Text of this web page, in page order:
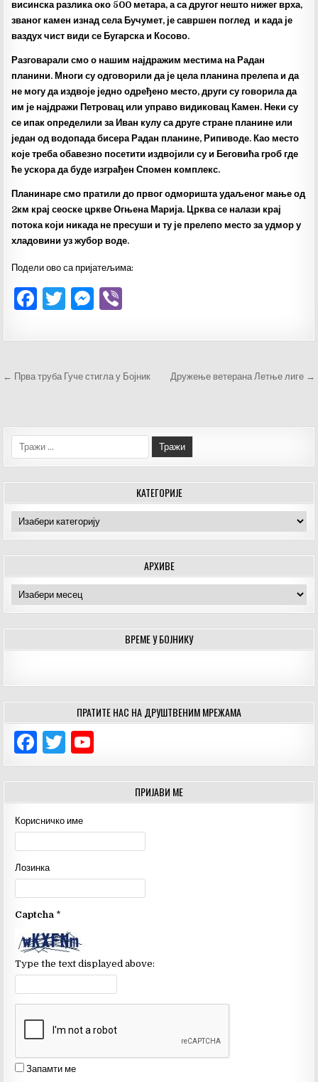
висинска разлика око 500 метара, а са другог нешто нижег врха,
званог камен изнад села Бучумет, је савршен поглед и када је
ваздух чист види се Бугарска и Косово.
Разговарали смо о нашим најдражим местима на Радан
планини. Многи су одговорили да је цела планина прелепа и да
не могу да издвоје једно одређено место, други су говорила да
им је најдражи Петровац или управо видиковац Камен. Неки су
се ипак определили за Иван кулу са друге стране планине или
један од водопада бисера Радан планине, Рипиводе. Као место
које треба обавезно посетити издвојили су и Беговића гроб где
ће ускора да буде изграђен Спомен комплекс.
Планинаре смо пратили до првог одморишта удаљеног мање од
2км крај сеоске цркве Огњена Марија. Црква се налази крај
потока који никада не пресуши и ту је прелепо место за удмор у
хладовини уз жубор воде.
Подели ово са пријатељима:
F
c
b
o
k
T
it
te
r
M
se er
Кретање
← Прва труба Гуче стигла у Бојник Дружење ветерана Летње лиге →
Тражи:
КАТЕГОРИЈЕ
Категорије
АРХИВЕ
Архиве
ВРЕМЕ У БОЈНИКУ
ПРАТИТЕ НАС НА ДРУШТВЕНИМ МРЕЖАМА
F
a
c
e
b
o
o
k
T
w
it
te
r
o
u
T
u
b
e
C
n
n
ПРИЈАВИ МЕ
Корисничко име
Лозинка
Captcha *
Type the text displayed above:
Запамти ме